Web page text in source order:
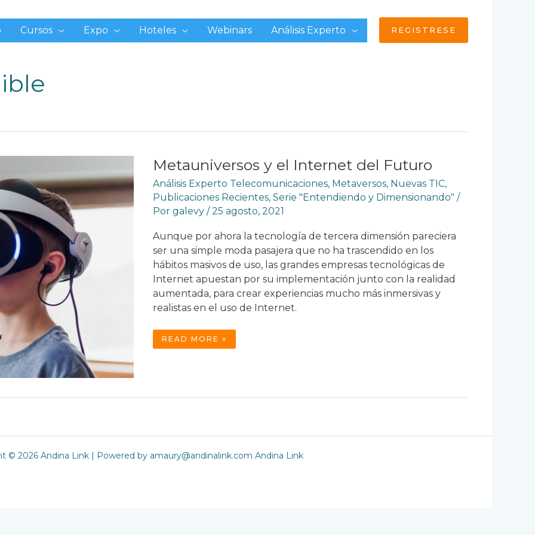
Cursos Expo Hoteles Webinars Análisis Experto REGISTRESE
Metauniversos y el Internet del Futuro
Análisis Experto Telecomunicaciones, Metaversos, Nuevas TIC,
Publicaciones Recientes, Serie "Entendiendo y Dimensionando" /
Por galevy /25 agosto, 2021
Aunque por ahora la tecnología de tercera dimensión pareciera
ser una simple moda pasajera que no ha trascendido en los
hábitos masivos de uso, las grandes empresas tecnológicas de
Internet apuestan por su implementación junto con la realidad
aumentada, para crear experiencias mucho más inmersivas y
realistas en el uso de Internet.
METAUNIVERSOS
READ MORE »
© 2026 Andina Link | Powered by amaury@andinalink.com Andina Link